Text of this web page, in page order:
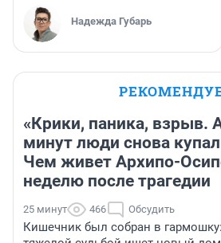
Надежда Губарь
«Крики, паника, взрыв.
минут люди снова
Чем живет Архипо-
неделю после трагедии
25 минут 466 Обсудить
Кишечник был собран в